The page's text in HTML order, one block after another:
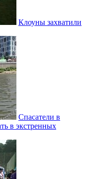
Клоуны захватили
Спасатели в
в экстренных